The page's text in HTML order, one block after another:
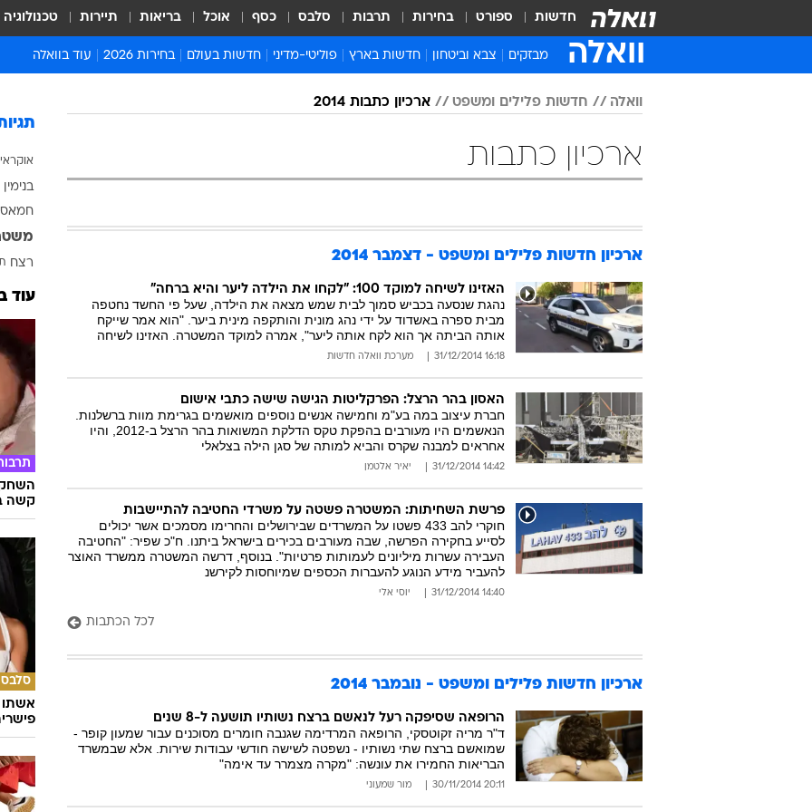
חדשות ספורט בחירות תרבות סלבס כסף אוכל בריאות תיירות טכנולוגיה
וואלה מבזקים צבא וביטחון חדשות בארץ
חדשות פלילים ומשפט
חברה ורווחה
פוליטי-מדיני
יחסי חוץ
חדשות בעולם
אירופה
בחירות 2026 עוד בוואלה
סרי ושלזינגר
הנחיות פיקוד
לוח חופשות וחגים
חדשות המשפט
המייל האדום
וואלה חדשות פלילים ומשפט ארכיון כתבות 2014
ארכיון כתבות
ארכיון חדשות פלילים ומשפט - דצמבר 2014
האזינו לשיחה למוקד 100: "לקחו את הילדה ליער והיא ברחה"
נהגת שנסעה בכביש סמוך לבית שמש מצאה את הילדה, שעל פי החשד נחטפה
מבית ספרה באשדוד על ידי נהג מונית והותקפה מינית ביער. "הוא אמר שייקח
אותה הביתה אך הוא לקח אותה ליער", אמרה למוקד המשטרה. האזינו לשיחה
16:18 31/12/2014 מערכת וואלה חדשות
האסון בהר הרצל: הפרקליטות הגישה שישה כתבי אישום
חברת עיצוב במה בע"מ וחמישה אנשים נוספים מואשמים בגרימת מוות ברשלנות.
הנאשמים היו מעורבים בהפקת טקס הדלקת המשואות בהר הרצל ב-2012, והיו
אחראים למבנה שקרס והביא למותה של סגן הילה בצלאלי
14:42 31/12/2014 יאיר אלטמן
פרשת השחיתות: המשטרה פשטה על משרדי החטיבה להתיישבות
חוקרי להב 433 פשטו על המשרדים שבירושלים והחרימו מסמכים אשר יכולים
לסייע בחקירה הפרשה, שבה מעורבים בכירים בישראל ביתנו. ח"כ שפיר: "החטיבה
העבירה עשרות מיליונים לעמותות פרטיות". בנוסף, דרשה המשטרה ממשרד האוצר
להעביר מידע הנוגע להעברות הכספים שמיוחסות לקירשנ
14:40 31/12/2014 יוסי אלי
לכל הכתבות
ארכיון חדשות פלילים ומשפט - נובמבר 2014
הרופאה שסיפקה רעל לנאשם ברצח נשותיו תושעה ל-8 שנים
ד"ר מריה זקוטסקי, הרופאה המרדימה שגנבה חומרים מסוכנים עבור שמעון קופר -
שמואשם ברצח שתי נשותיו - נשפטה לשישה חודשי עבודות שירות. אלא שבמשרד
הבריאות החמירו את עונשה: "מקרה מצמרר עד אימה"
20:11 30/11/2014 מור שמעוני
בנימין
חמאס
רצח
עוד
קשה
סלבס
אשתו